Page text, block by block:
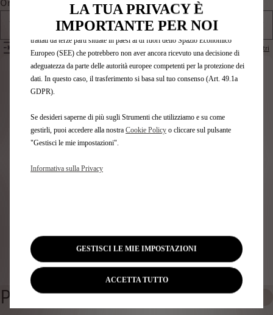
Ordina per
Tutti i prodotti
FILTRI Rimuovi i filtri
Identifica il tuo veicolo
le informazioni necessarie per visualizzare gli accessori
compatibili.
Modello
PARASPRUZZI
LA TUA PRIVACY È
IMPORTANTE PER NOI
nostro sito web potrebbe utilizzare anche Strumenti di terze parti per inviare
pubblicità che sia più pertinente per te. Alcuni Strumenti potrebbero essere
trattati da terze parti situate in paesi al di fuori dello Spazio Economico
Europeo (SEE) che potrebbero non aver ancora ricevuto una decisione di
adeguatezza da parte delle autorità europee competenti per la protezione dei
dati. In questo caso, il trasferimento si basa sul tuo consenso (Art. 49.1a
GDPR).
Se desideri saperne di più sugli Strumenti che utilizziamo e su come
gestirli, puoi accedere alla nostra Cookie Policy o cliccare sul pulsante
"Gestisci le mie impostazioni".
Informativa sulla Privacy
GESTISCI LE MIE IMPOSTAZIONI
ACCETTA TUTTO